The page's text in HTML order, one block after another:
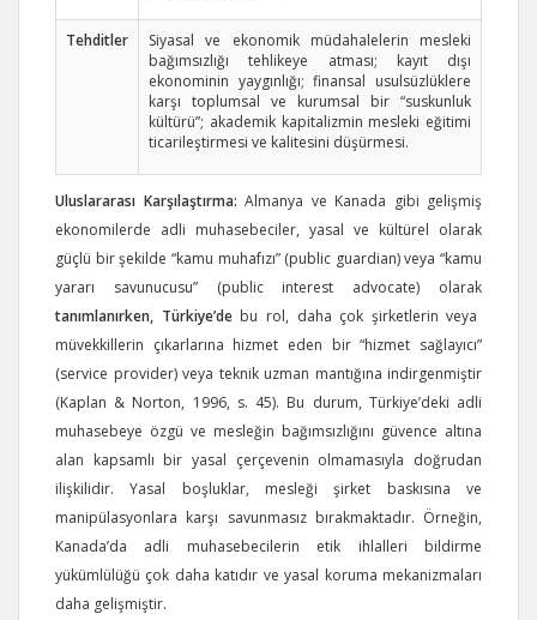
Tehditler
Siyasal ve ekonomik müdahalelerin mesleki
bağımsızlığı tehlikeye atması; kayıt dışı
ekonominin yaygınlığı; finansal usulsüzlüklere
karşı toplumsal ve kurumsal bir “suskunluk
kültürü”; akademik kapitalizmin mesleki eğitimi
ticarileştirmesi ve kalitesini düşürmesi.
Uluslararası Karşılaştırma: Almanya ve Kanada gibi gelişmiş
ekonomilerde adli muhasebeciler, yasal ve kültürel olarak
güçlü bir şekilde “kamu muhafızı” (public guardian) veya “kamu
yararı savunucusu” (public interest advocate) olarak
tanımlanırken, Türkiye’de bu rol, daha çok şirketlerin veya
müvekkillerin çıkarlarına hizmet eden bir “hizmet sağlayıcı”
(service provider) veya teknik uzman mantığına indirgenmiştir
(Kaplan & Norton, 1996, s. 45). Bu durum, Türkiye’deki adli
muhasebeye özgü ve mesleğin bağımsızlığını güvence altına
alan kapsamlı bir yasal çerçevenin olmamasıyla doğrudan
ilişkilidir. Yasal boşluklar, mesleği şirket baskısına ve
manipülasyonlara karşı savunmasız bırakmaktadır. Örneğin,
Kanada’da adli muhasebecilerin etik ihlalleri bildirme
yükümlülüğü çok daha katıdır ve yasal koruma mekanizmaları
daha gelişmiştir.